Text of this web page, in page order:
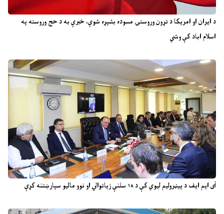
د ایران او امریکا د تړون وروستۍ مسوده بشپړه شوې، خبرې به د حج وروسته په
اسلام اباد کې وشي
آی ایم ایف د پیټرولیم لیوي کې د ۱۸ سلنې زیاتوالي او نوو مالیو سپارښتنه کړې